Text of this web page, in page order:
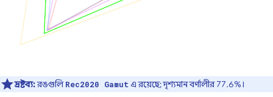
দ্রষ্টব্য:রঙগুলিRec2020 Gamut এ রয়েছে; দৃশ্যমান বর্ণালীর 77.6%।